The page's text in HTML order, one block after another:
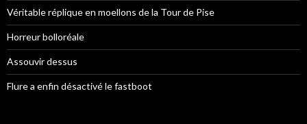
Véritable réplique en moellons de la Tour de Pise
Horreur bolloréale
Assouvir dessus
Flure a enfin désactivé le fastboot